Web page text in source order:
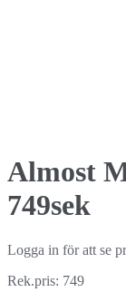
Almost
749sek
Logga in för att se
Rek.pris: 749